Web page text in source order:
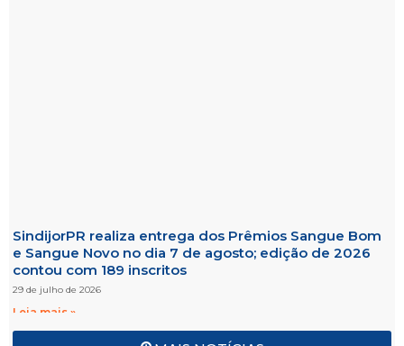
SindijorPR realiza entrega dos Prêmios Sangue Bom
e Sangue Novo no dia 7 de agosto; edição de 2026
contou com 189 inscritos
29 de julho de 2026
Leia mais »